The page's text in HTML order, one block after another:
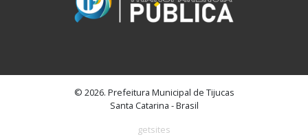
© 2026. Prefeitura Municipal de Tijucas
Santa Catarina - Brasil
getsites